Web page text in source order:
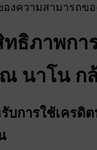
งความสามารถข
ธิภาพกา
นาโนก
บการใช้เครดิ